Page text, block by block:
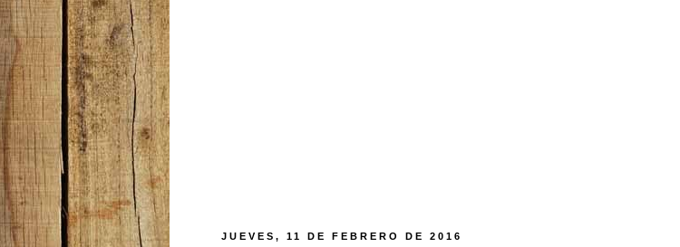
JUEVES, 11 DE FEBRERO DE 2016